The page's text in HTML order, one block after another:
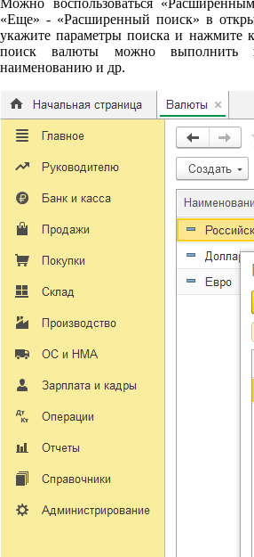
«Еще» - «Расширенный поиск» в
укажите параметры поиска и нажмите
поиск валюты можно выполнить
наименованию и др.